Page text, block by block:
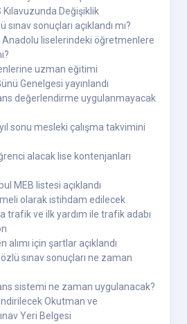
Değişiklik
sonuçları açıklandı mı?
Anadolu liselerindeki öğretmenlere
uzman eğitimi
Genelgesi yayınlandı
değerlendirme uygulanmayacak
sonu mesleki çalışma takvimini
alacak lise kontenjanları
MEB listesi açıklandı
olarak istihdam edilecek
trafik ve ilk yardım ile trafik adabı
için şartlar açıklandı
sınav sonuçları ne zaman
sistemi ne zaman uygulanacak?
Okutman ve
Yeri Belgesi